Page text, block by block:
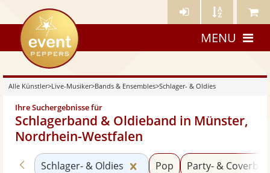
Künstler- Künstler Meine
eventpeppers
MENU
Alle Künstler>Live-Musiker>Bands & Ensembles>Schlager- & Oldies
Ihre Suchergebnisse für
Schlagerband & Oldieband in Münster,
Nordrhein-Westfalen
Zurück zu «Bands & Ensembles»
Schlager- & Oldies Kategorie «Schlager- &
Pop Party- &